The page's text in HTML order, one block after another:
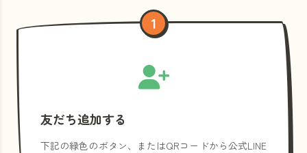
1
友だち追加する
下記の緑色のボタン、またはQRコードから公式LINE